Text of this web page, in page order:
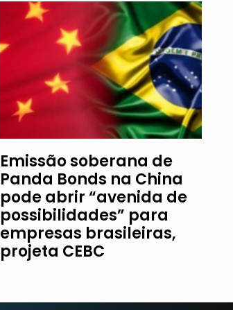
Emissão soberana de
Panda Bonds na China
pode abrir “avenida de
possibilidades” para
empresas brasileiras,
projeta CEBC